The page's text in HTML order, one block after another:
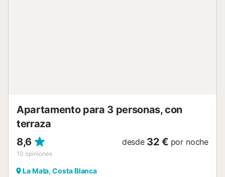
Apartamento para 3 personas, con
terraza
8,6
10 opiniones
desde 32 € por noche
La Mata, Costa Blanca